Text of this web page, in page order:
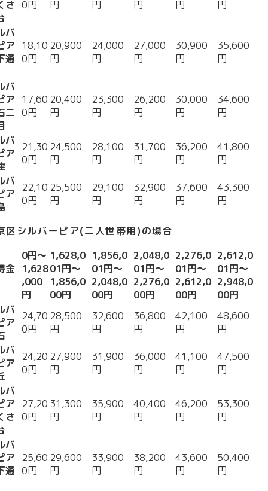
さ 0円 円 円 円 円 円
バ
ア
通
18,10
0円
20,900
円
24,000
円
27,000
円
30,900
円
35,600
円
バ
ア
二
17,60
0円
20,400
円
23,300
円
26,200
円
30,000
円
34,600
円
バ
ア 21,30
0円
24,500
円
28,100
円
31,700
円
36,200
円
41,800
円
バ
ア 22,10
0円
25,500
円
29,100
円
32,900
円
37,600
円
43,300
円
区シルバーピア(二人世帯用)の場合
金
0円〜
1,628
,000
円
1,628,0
01円〜
1,856,0
00円
1,856,0
01円〜
2,048,0
00円
2,048,0
01円〜
2,276,0
00円
2,276,0
01円〜
2,612,0
00円
2,612,0
01円〜
2,948,0
00円
バ
ア 24,70
0円
28,500
円
32,600
円
36,800
円
42,100
円
48,600
円
バ
ア 24,20
0円
27,900
円
31,900
円
36,000
円
41,100
円
47,500
円
バ
ア
さ
27,20
0円
31,300
円
35,900
円
40,400
円
46,200
円
53,300
円
バ
ア
通
25,60
0円
29,600
円
33,900
円
38,200
円
43,600
円
50,400
円